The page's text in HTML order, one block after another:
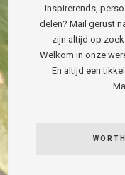
inspirerends,
delen? Mail gerust
zijn altijd op zoek
Welkom in onze
En altijd een